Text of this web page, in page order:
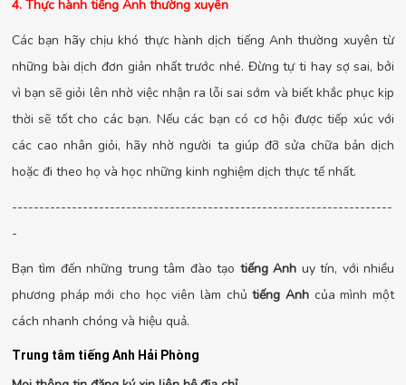
4. Thực hành tiếng Anh thường xuyên
Các bạn hãy chịu khó thực hành dịch tiếng Anh thường xuyên từ
những bài dịch đơn giản nhất trước nhé. Đừng tự ti hay sợ sai, bởi
vì bạn sẽ giỏi lên nhờ việc nhận ra lỗi sai sớm và biết khắc phục kịp
thời sẽ tốt cho các bạn. Nếu các bạn có cơ hội được tiếp xúc với
các cao nhân giỏi, hãy nhờ người ta giúp đỡ sửa chữa bản dịch
hoặc đi theo họ và học những kinh nghiệm dịch thực tế nhất.
----------------------------------------------------------------------
-
Bạn tìm đến những trung tâm đào tạo tiếng Anh uy tín, với nhiều
phương pháp mới cho học viên làm chủtiếng Anh của mình một
cách nhanh chóng và hiệu quả.
Trung tâm tiếng Anh Hải Phòng